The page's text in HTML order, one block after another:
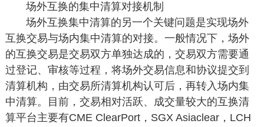
场外互换的集中清算对接机制
场外互换集中清算的另一个关键问题是实现场外
互换交易与场内集中清算的对接。一般情况下，场外
的互换交易是交易双方单独达成的，交易双方需要通
过登记、审核等过程，将场外交易信息和协议提交到
清算机构，由交易所清算机构认可后，再转入场内集
中清算。目前，交易相对活跃、成交量较大的互换清
算平台主要有CME ClearPort，SGX Asiaclear，LCH